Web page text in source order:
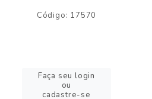
Código: 17570
Faça seu login
ou
cadastre-se